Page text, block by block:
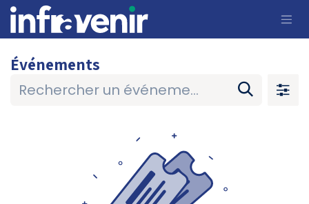
Se rendre au contenu
Événements